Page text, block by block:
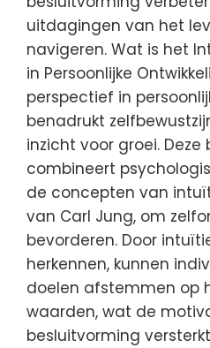
uitdagingen van het
navigeren. Wat is het
in Persoonlijke
perspectief in
benadrukt
inzicht voor groei. Deze
combineert
de concepten van
van Carl Jung, om
bevorderen. Door
herkennen, kunnen
doelen afstemmen op
waarden, wat de
besluitvorming